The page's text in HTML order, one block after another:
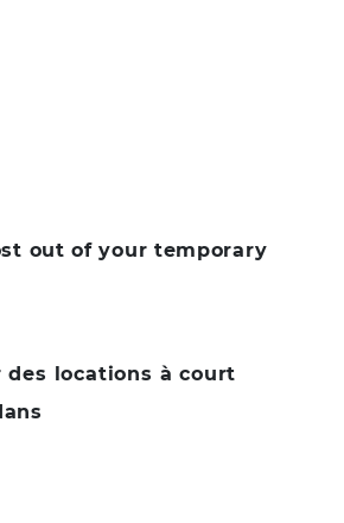
out of your temporary
des locations à court